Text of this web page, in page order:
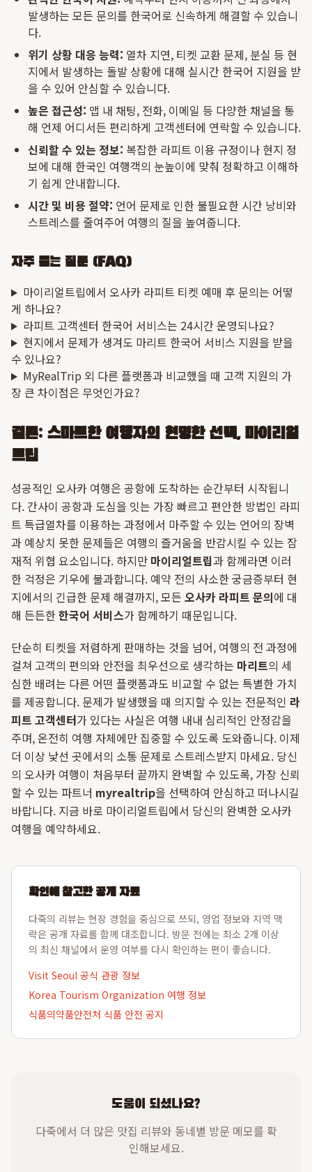
발생하는 모든 문의를 한국어로 신속하게 해결할 수 있습니
다.
위기 상황 대응 능력: 열차 지연, 티켓 교환 문제, 분실 등 현
지에서 발생하는 돌발 상황에 대해 실시간 한국어 지원을 받
을 수 있어 안심할 수 있습니다.
높은 접근성: 앱 내 채팅, 전화, 이메일 등 다양한 채널을 통
해 언제 어디서든 편리하게 고객센터에 연락할 수 있습니다.
신뢰할 수 있는 정보: 복잡한 라피트 이용 규정이나 현지 정
보에 대해 한국인 여행객의 눈높이에 맞춰 정확하고 이해하
기 쉽게 안내합니다.
시간 및 비용 절약: 언어 문제로 인한 불필요한 시간 낭비와
스트레스를 줄여주어 여행의 질을 높여줍니다.
자주 묻는 질문 (FAQ)
마이리얼트립에서 오사카 라피트 티켓 예매 후 문의는 어떻
게 하나요?
라피트 고객센터 한국어 서비스는 24시간 운영되나요?
현지에서 문제가 생겨도 마리트 한국어 서비스 지원을 받을
수 있나요?
MyRealTrip 외 다른 플랫폼과 비교했을 때 고객 지원의 가
장 큰 차이점은 무엇인가요?
결론: 스마트한 여행자의 현명한 선택, 마이리얼
트립
성공적인 오사카 여행은 공항에 도착하는 순간부터 시작됩니
다. 간사이 공항과 도심을 잇는 가장 빠르고 편안한 방법인 라피
트 특급열차를 이용하는 과정에서 마주할 수 있는 언어의 장벽
과 예상치 못한 문제들은 여행의 즐거움을 반감시킬 수 있는 잠
재적 위협 요소입니다. 하지만 마이리얼트립과 함께라면 이러
한 걱정은 기우에 불과합니다. 예약 전의 사소한 궁금증부터 현
지에서의 긴급한 문제 해결까지, 모든 오사카 라피트 문의에 대
해 든든한한국어 서비스가 함께하기 때문입니다.
단순히 티켓을 저렴하게 판매하는 것을 넘어, 여행의 전 과정에
걸쳐 고객의 편의와 안전을 최우선으로 생각하는 마리트의 세
심한 배려는 다른 어떤 플랫폼과도 비교할 수 없는 특별한 가치
를 제공합니다. 문제가 발생했을 때 의지할 수 있는 전문적인 라
피트 고객센터가 있다는 사실은 여행 내내 심리적인 안정감을
주며, 온전히 여행 자체에만 집중할 수 있도록 도와줍니다. 이제
더 이상 낯선 곳에서의 소통 문제로 스트레스받지 마세요. 당신
의 오사카 여행이 처음부터 끝까지 완벽할 수 있도록, 가장 신뢰
할 수 있는 파트너 myrealtrip을 선택하여 안심하고 떠나시길
바랍니다. 지금 바로 마이리얼트립에서 당신의 완벽한 오사카
여행을 예약하세요.
확인에 참고한 공개 자료
다죽의 리뷰는 현장 경험을 중심으로 쓰되, 영업 정보와 지역 맥
락은 공개 자료를 함께 대조합니다. 방문 전에는 최소 2개 이상
의 최신 채널에서 운영 여부를 다시 확인하는 편이 좋습니다.
Visit Seoul 공식 관광 정보
Korea Tourism Organization 여행 정보
식품의약품안전처 식품 안전 공지
도움이 되셨나요?
다죽에서 더 많은 맛집 리뷰와 동네별 방문 메모를 확
인해보세요.